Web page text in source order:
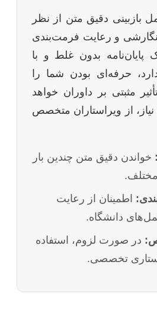
بازبینی دقیق متن از نظر
نگارشی و رعایت فرمت‌بندی
پایان‌نامه بدون غلط و با
حرفه‌ای بودن شما را
مثبتی بر داوران خواهد
از ویراستاران متخصص
خواندن دقیق متن چندین بار
اطمینان از رعایت
دانشگاه.
در صورت لزوم، استفاده
تخصصی.